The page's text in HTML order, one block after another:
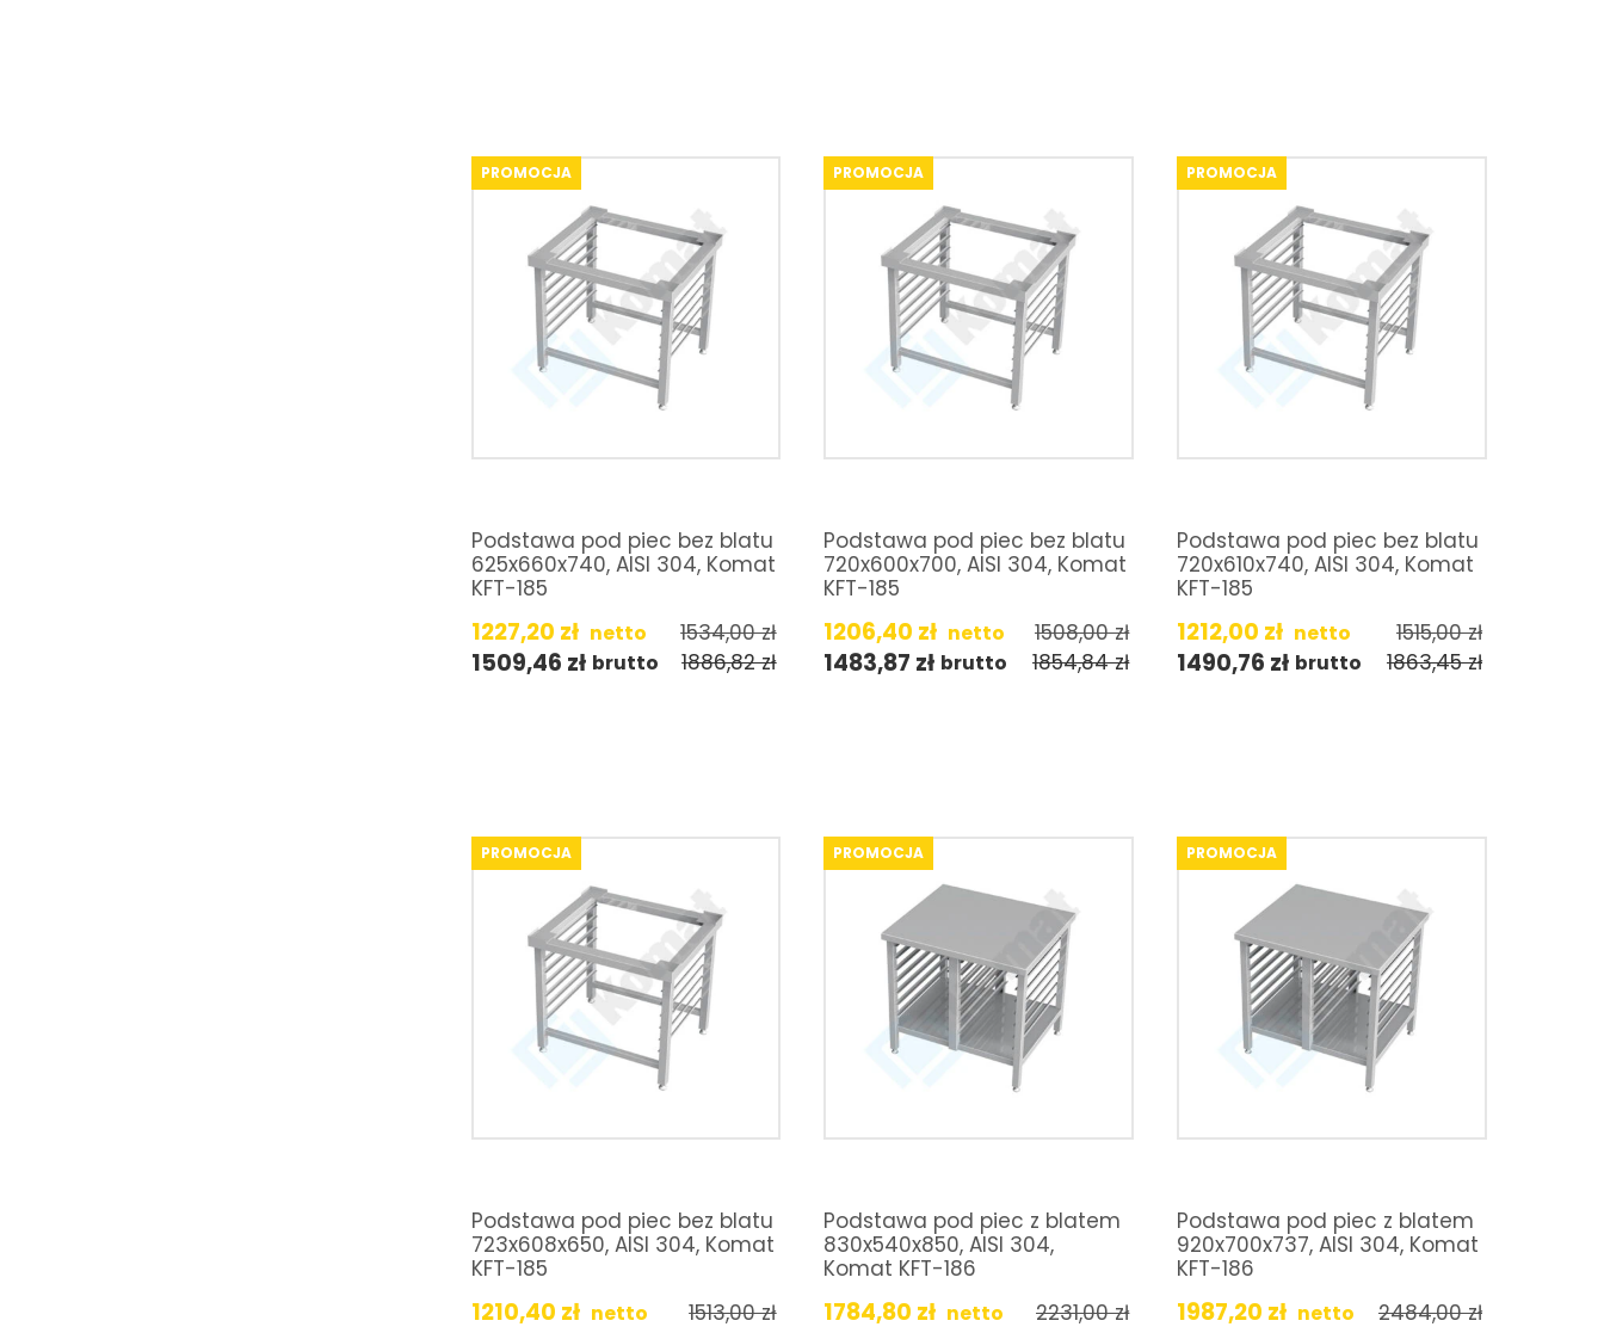
PROMOCJA
Podstawa pod piec bez blatu
625x660x740, AISI 304, Komat
KFT-185
1227,20 zł netto 1534,00zł
1509,46 zł brutto 1886,82zł
PROMOCJA
Podstawa pod piec bez blatu
720x600x700, AISI 304, Komat
KFT-185
1206,40 zł netto 1508,00zł
1483,87 zł brutto 1854,84zł
PROMOCJA
Podstawa pod piec bez blatu
720x610x740, AISI 304, Komat
KFT-185
1212,00 zł netto 1515,00zł
1490,76 zł brutto 1863,45zł
PROMOCJA
Podstawa pod piec bez blatu
723x608x650, AISI 304, Komat
KFT-185
1210,40 zł netto 1513,00zł
PROMOCJA
Podstawa pod piec z blatem
830x540x850, AISI 304,
Komat KFT-186
1784,80 zł netto 2231,00zł
PROMOCJA
Podstawa pod piec z blatem
920x700x737, AISI 304, Komat
KFT-186
1987,20 zł netto 2484,00zł